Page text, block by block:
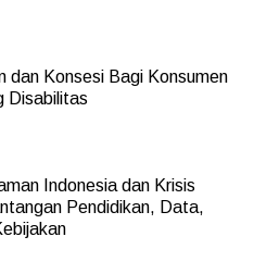
dan Konsesi Bagi Konsumen
Disabilitas
Indonesia dan Krisis
Pendidikan, Data,